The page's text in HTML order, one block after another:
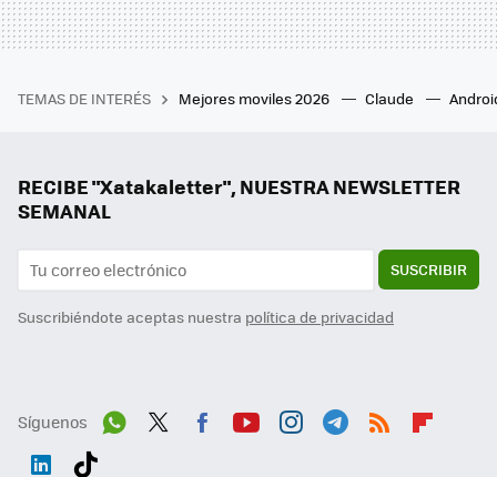
TEMAS DE INTERÉS Mejores moviles 2026 Claude
RECIBE "Xatakaletter", NUESTRA NEWSLETTER
SEMANAL
SUSCRIBIR
Suscribiéndote aceptas nuestra política de privacidad
Síguenos